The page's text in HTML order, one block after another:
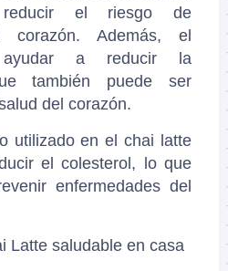
el riesgo de
corazón. Además, el
ayudar a reducir la
también puede ser
del corazón.
utilizado en el chai latte
el colesterol, lo que
enfermedades del
Latte saludable en casa